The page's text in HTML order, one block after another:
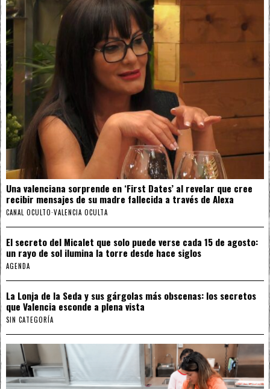
Una valenciana sorprende en ‘First Dates’ al revelar que cree
recibir mensajes de su madre fallecida a través de Alexa
CANAL OCULTO·VALENCIA OCULTA
El secreto del Micalet que solo puede verse cada 15 de agosto:
un rayo de sol ilumina la torre desde hace siglos
AGENDA
La Lonja de la Seda y sus gárgolas más obscenas: los secretos
que Valencia esconde a plena vista
SIN CATEGORÍA